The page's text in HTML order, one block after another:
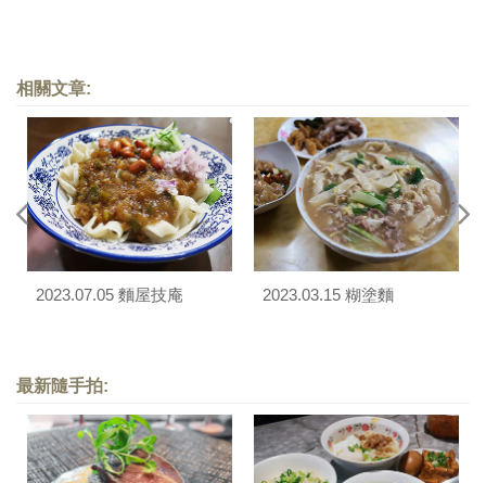
相關文章:
2023.07.05 麵屋技庵 2023.03.15 糊塗麵
最新隨手拍: